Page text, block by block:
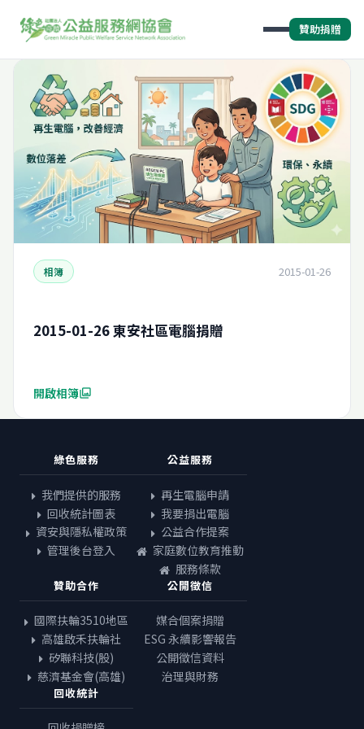
贊助捐贈
相簿 2015-01-26
2015-01-26 東安社區電腦捐贈
開啟相簿photo_library
綠色服務
我們提供的服務
回收統計圖表
資安與隱私權政策
管理後台登入
公益服務
再生電腦申請
我要捐出電腦
公益合作提案
家庭數位教育推動
服務條款
贊助合作
國際扶輪3510地區
高雄啟禾扶輪社
矽聯科技(股)
慈濟基金會(高雄)
公開徵信
媒合個案捐贈
ESG 永續影響報告
公開徵信資料
治理與財務
回收統計